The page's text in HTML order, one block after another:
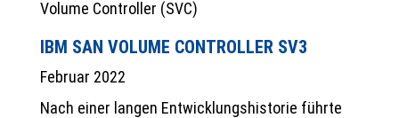
IBM SAN VOLUME CONTROLLER SV3
Februar 2022
Nach einer langen Entwicklungshistorie führte